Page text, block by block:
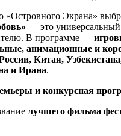
«Островного Экрана»
— это
В программе —
анимационные и
Китая,
и Ирана.
и конкурсная
лучшего фильма